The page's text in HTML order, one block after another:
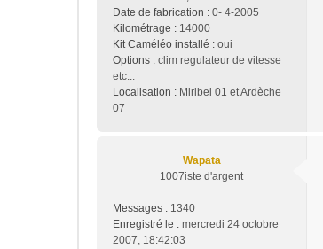
Date de fabrication : 0- 4-2005
Kilométrage : 14000
Kit Caméléo installé : oui
Options : clim regulateur de vitesse
etc...
Localisation : Miribel 01 et Ardèche
07
Wapata
1007iste d'argent
Messages : 1340
Enregistré le : mercredi 24 octobre
2007, 18:42:03